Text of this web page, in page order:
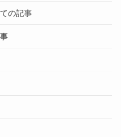
の記事